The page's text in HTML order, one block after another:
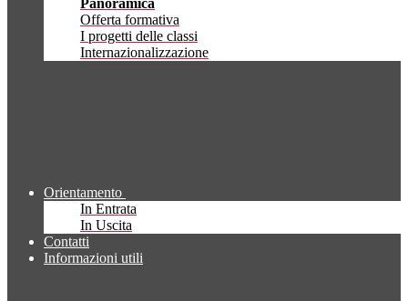
Panoramica
Offerta formativa
I progetti delle classi
Internazionalizzazione
Orientamento
In Entrata
In Uscita
Contatti
Informazioni utili